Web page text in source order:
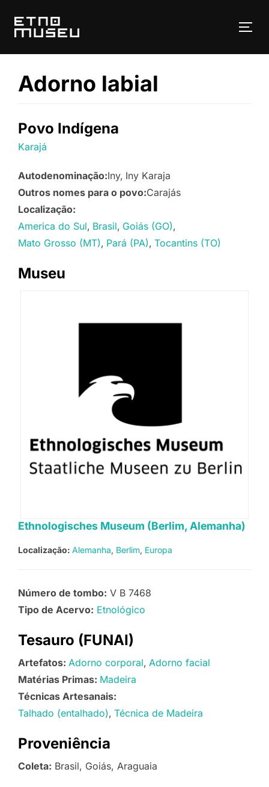
para
Adorno labial
Povo Indígena
Karajá
Autodenominação:Iny Iny Karaja
Outros nomes para o povo:Carajás
Localização:
America do Sul Brasil Goiás (GO)
Mato Grosso (MT) Pará (PA) Tocantins (TO)
Museu
Ethnologisches Museum (Berlim, Alemanha)
Localização: Alemanha Berlim Europa
Número de tombo: V B 7468
Tipo de Acervo: Etnológico
Tesauro (FUNAI)
Artefatos: Adorno corporal Adorno facial
Matérias Primas: Madeira
Técnicas Artesanais:
Talhado (entalhado) Técnica de Madeira
Proveniência
Coleta: Brasil, Goiás, Araguaia